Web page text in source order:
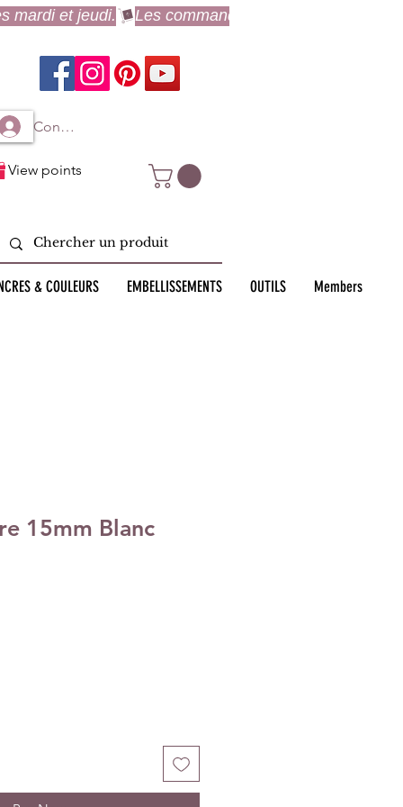
Connexion à mon compte
View points
& COULEURS EMBELLISSEMENTS OUTILS Members
15mm Blanc